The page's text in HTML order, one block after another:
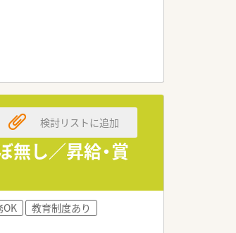
ティア休暇も完備。
論、公共交通機関で
し／昇給・賞
検討リストに追加
OK
教育制度あり